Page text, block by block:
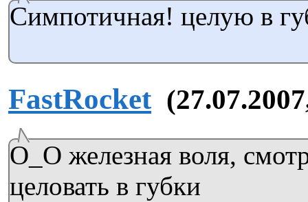
Симпотичная! целую в
FastRocket
О_О железная воля,
целовать в губки